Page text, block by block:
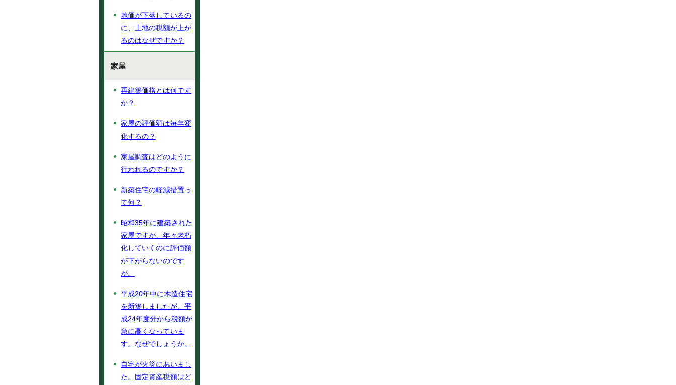
地価が下落しているの
に、土地の税額が上が
るのはなぜですか？
家屋
再建築価格とは何です
か？
家屋の評価額は毎年変
化するの？
家屋調査はどのように
行われるのですか？
新築住宅の軽減措置っ
て何？
昭和35年に建築された
家屋ですが、年々老朽
化していくのに評価額
が下がらないのです
が。
平成20年中に木造住宅
を新築しましたが、平
成24年度分から税額が
急に高くなっていま
す。なぜでしょうか。
自宅が火災にあいまし
た。固定資産税額はど